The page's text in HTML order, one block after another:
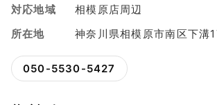
対応地域
相模原店周辺
所在地
神奈川県相模原市南区下溝
050-5530-5427